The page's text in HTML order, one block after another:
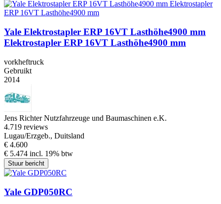
Yale Elektrostapler ERP 16VT Lasthöhe4900 mm
Elektrostapler ERP 16VT Lasthöhe4900 mm
vorkheftruck
Gebruikt
2014
Jens Richter Nutzfahrzeuge und Baumaschinen e.K.
4.719 reviews
Lugau/Erzgeb., Duitsland
€ 4.600
€ 5.474 incl. 19% btw
Stuur bericht
Yale GDP050RC